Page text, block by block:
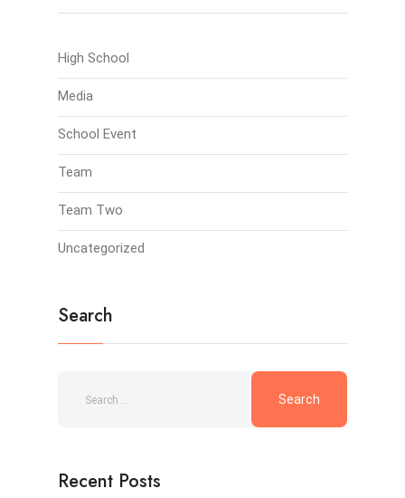
High School
Media
School Event
Team
Team Two
Uncategorized
Search
Recent Posts